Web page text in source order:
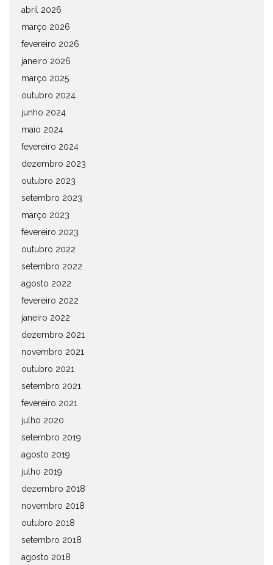
abril 2026
março 2026
fevereiro 2026
janeiro 2026
março 2025
outubro 2024
junho 2024
maio 2024
fevereiro 2024
dezembro 2023
outubro 2023
setembro 2023
março 2023
fevereiro 2023
outubro 2022
setembro 2022
agosto 2022
fevereiro 2022
janeiro 2022
dezembro 2021
novembro 2021
outubro 2021
setembro 2021
fevereiro 2021
julho 2020
setembro 2019
agosto 2019
julho 2019
dezembro 2018
novembro 2018
outubro 2018
setembro 2018
agosto 2018